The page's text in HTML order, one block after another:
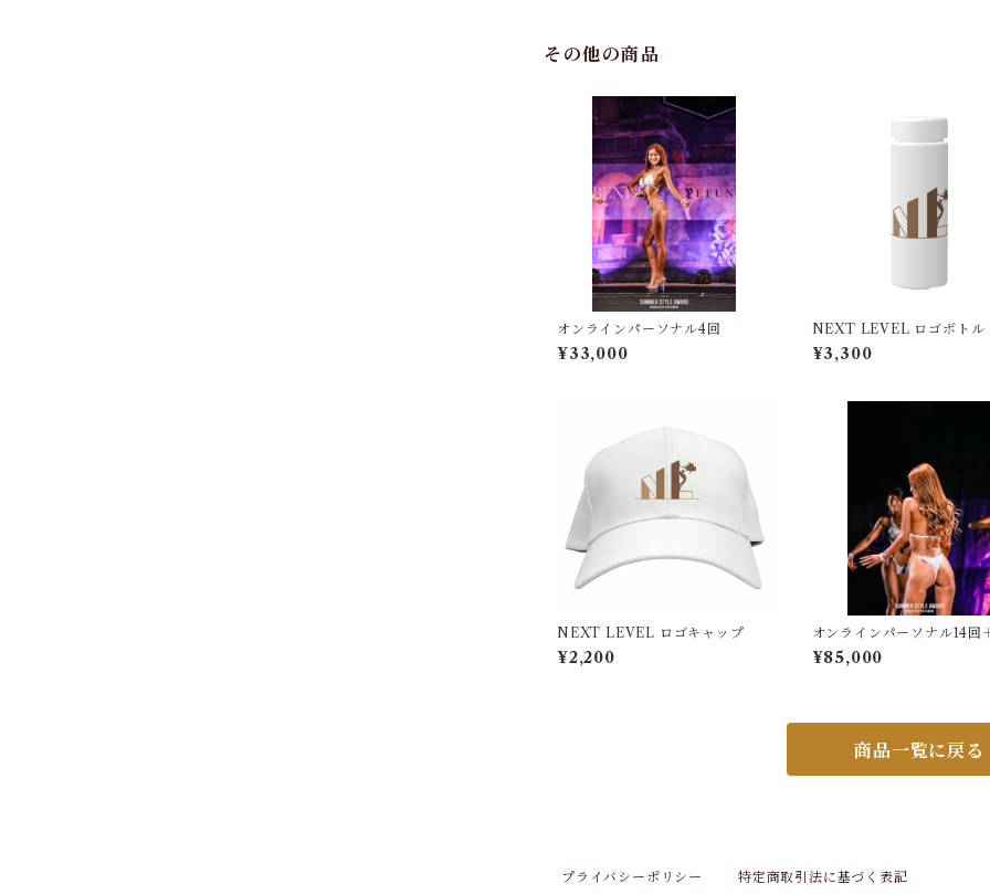
その他の商品
オンラインパーソナル4回
¥33,000
NEXT LEVEL ロゴボトル
¥3,300
NEXT LEVEL ロゴキャップ
¥2,200
オンラインパーソナル14回
アドバイス付
¥85,000
商品一覧に戻る
プライバシーポリシー 特定商取引法に基づく表記